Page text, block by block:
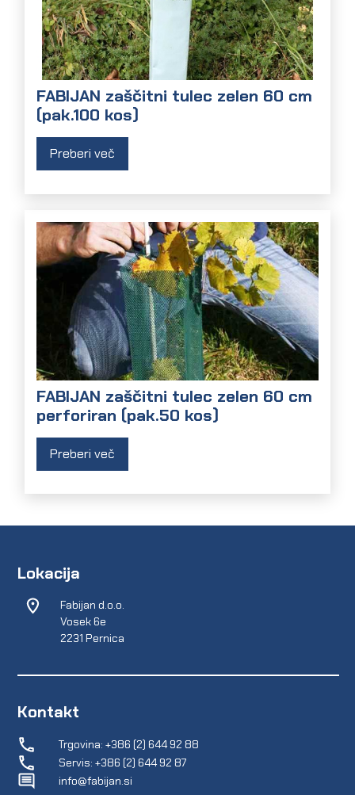
FABIJAN zaščitni tulec zelen 60 cm
(pak.100 kos)
Preberi več
FABIJAN zaščitni tulec zelen 60 cm
perforiran (pak.50 kos)
Preberi več
Lokacija
Fabijan d.o.o.
Vosek 6e
2231 Pernica
Kontakt
Trgovina: +386 (2) 644 92 88
Servis: +386 (2) 644 92 87
info@fabijan.si